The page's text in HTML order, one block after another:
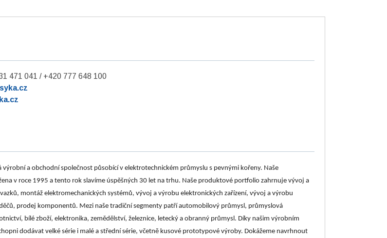
471 041 / +420 777 648 100
výrobní a obchodní společnost působící v elektrotechnickém průmyslu s pevnými kořeny. Naše
v roce 1995 a tento rok slavíme úspěšných 30 let na trhu. Naše produktové portfolio zahrnuje vývoj a
montáž elektromechanických systémů, vývoj a výrobu elektronických zařízení, vývoj a výrobu
prodej komponentů. Mezi naše tradiční segmenty patří automobilový průmysl, průmyslová
bílé zboží, elektronika, zemědělství, železnice, letecký a obranný průmysl. Díky našim výrobním
dodávat velké série i malé a střední série, včetně kusové prototypové výroby. Dokážeme navrhnout